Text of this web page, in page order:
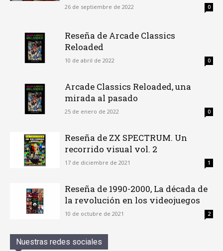
26 de septiembre de 2022 0
Reseña de Arcade Classics
Reloaded
10 de abril de 2022 0
Arcade Classics Reloaded, una
mirada al pasado
25 de enero de 2022 0
Reseña de ZX SPECTRUM. Un
recorrido visual vol. 2
17 de diciembre de 2021 1
Reseña de 1990-2000, La década de
la revolución en los videojuegos
10 de octubre de 2021 2
Nuestras redes sociales